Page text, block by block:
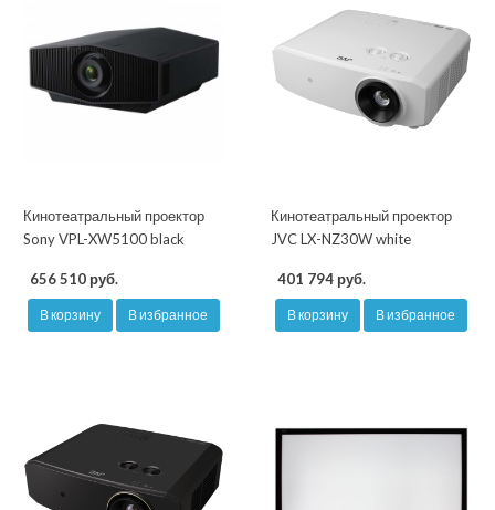
Кинотеатральный проектор
Sony VPL-XW5100 black
656 510 руб.
В корзину В избранное
Кинотеатральный проектор
JVC LX-NZ30W white
401 794 руб.
В корзину В избранное